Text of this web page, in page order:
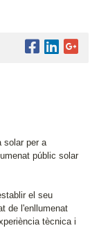
solar per a
públic solar
el seu
de l'enllumenat
tècnica i